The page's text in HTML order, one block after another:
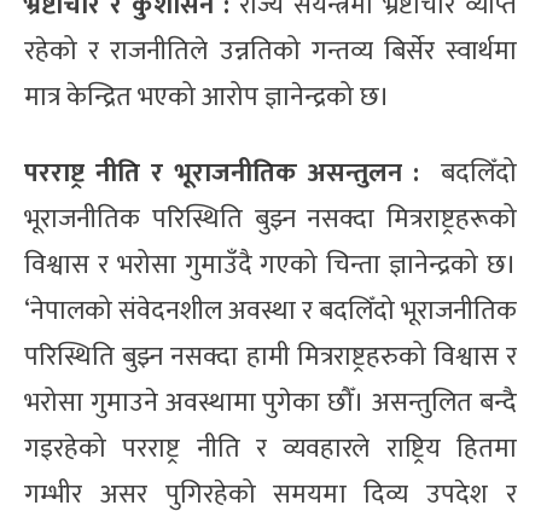
रहेको र राजनीतिले उन्नतिको गन्तव्य बिर्सेर स्वार्थमा
मात्र केन्द्रित भएको आरोप ज्ञानेन्द्रको छ।
परराष्ट्र नीति र भूराजनीतिक असन्तुलन : बदलिँदो
भूराजनीतिक परिस्थिति बुझ्न नसक्दा मित्रराष्ट्रहरूको
विश्वास र भरोसा गुमाउँदै गएको चिन्ता ज्ञानेन्द्रको छ।
‘नेपालको संवेदनशील अवस्था र बदलिँदो भूराजनीतिक
परिस्थिति बुझ्न नसक्दा हामी मित्रराष्ट्रहरुको विश्वास र
भरोसा गुमाउने अवस्थामा पुगेका छौँ। असन्तुलित बन्दै
गइरहेको परराष्ट्र नीति र व्यवहारले राष्ट्रिय हितमा
गम्भीर असर पुगिरहेको समयमा दिव्य उपदेश र